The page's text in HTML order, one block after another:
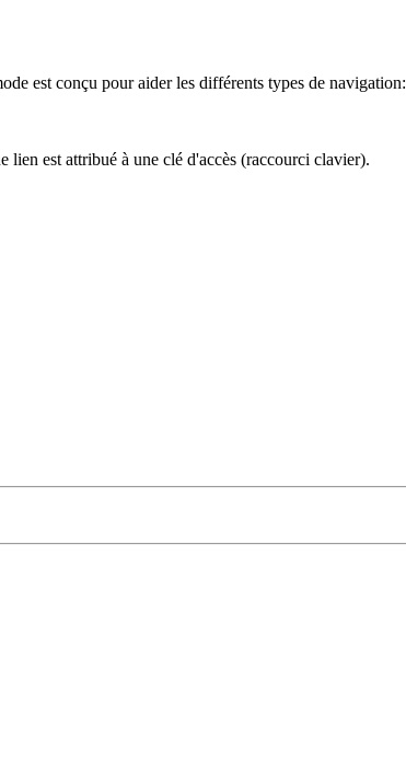
est conçu pour aider les différents types de navigation:
lien est attribué à une clé d'accès (raccourci clavier).